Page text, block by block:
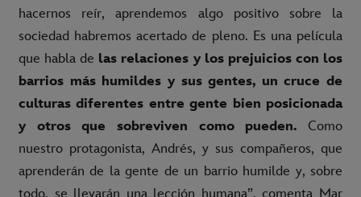
hacernos reír, aprendemos algo positivo sobre la
sociedad habremos acertado de pleno. Es una película
que habla de las relaciones y los prejuicios con los
barrios más humildes y sus gentes, un cruce de
culturas diferentes entre gente bien posicionada
y otros que sobreviven como pueden. Como
nuestro protagonista, Andrés, y sus compañeros, que
aprenderán de la gente de un barrio humilde y, sobre
todo, se llevarán una lección humana”, comenta Mar